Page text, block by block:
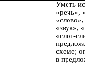
Уметь
«речь»,
«звук»,
«слог-
схеме;
в